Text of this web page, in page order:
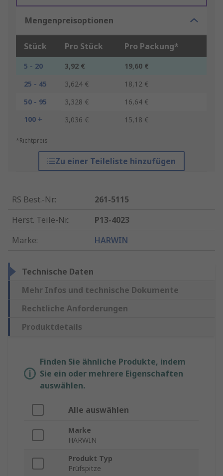
Mengenpreisoptionen
Stück Pro Stück Pro Packung*
5 - 20 3,92 €
19,60 €
25 - 45
3,624 €
18,12 €
50 - 95
3,328 €
16,64 €
100 +
3,036 € 15,18 €
*Richtpreis
Zu einer Teileliste hinzufügen
RS Best.-Nr.:
261-5115
Herst. Teile-Nr.:
P13-4023
Marke: HARWIN
Technische Daten
Mehr Infos und technische Dokumente
Rechtliche Anforderungen
Produktdetails
Finden Sie ähnliche Produkte, indem
Sie ein oder mehrere Eigenschaften
auswählen.
Alle auswählen
Marke
HARWIN
Produkt Typ
Prüfspitze